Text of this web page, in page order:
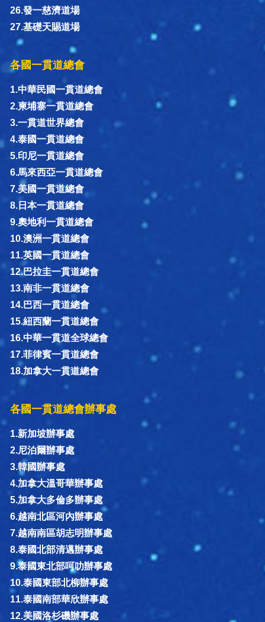
26.發一慈濟道場
27.基礎天賜道場
各國一貫道總會
1.中華民國一貫道總會
2.柬埔寨一貫道總會
3.一貫道世界總會
4.泰國一貫道總會
5.印尼一貫道總會
6.馬來西亞一貫道總會
7.美國一貫道總會
8.日本一貫道總會
9.奧地利一貫道總會
10.澳洲一貫道總會
11.英國一貫道總會
12.巴拉圭一貫道總會
13.南非一貫道總會
14.巴西一貫道總會
15.紐西蘭一貫道總會
16.中華一貫道全球總會
17.菲律賓一貫道總會
18.加拿大一貫道總會
各國一貫道總會辦事處
1.新加坡辦事處
2.尼泊爾辦事處
3.韓國辦事處
4.加拿大溫哥華辦事處
5.加拿大多倫多辦事處
6.越南北區河內辦事處
7.越南南區胡志明辦事處
8.泰國北部清邁辦事處
9.泰國東北部呵叻辦事處
10.泰國東部北柳辦事處
11.泰國南部華欣辦事處
12.美國洛杉磯辦事處